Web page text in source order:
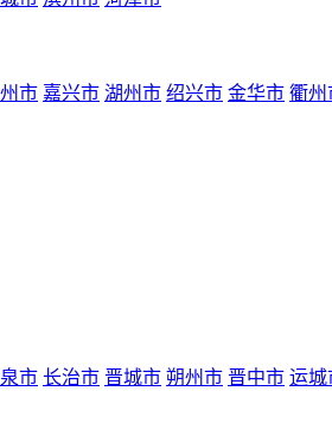
市 嘉兴市 湖州市 绍兴市 金华市 衢州
市 长治市 晋城市 朔州市 晋中市 运城